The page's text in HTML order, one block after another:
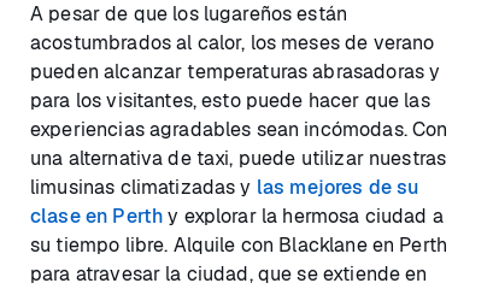
A pesar de que los lugareños están
acostumbrados al calor, los meses de verano
pueden alcanzar temperaturas abrasadoras y
para los visitantes, esto puede hacer que las
experiencias agradables sean incómodas. Con
una alternativa de taxi, puede utilizar nuestras
limusinas climatizadas y las mejores de su
clase en Perthy explorar la hermosa ciudad a
su tiempo libre. Alquile con Blacklane en Perth
para atravesar la ciudad, que se extiende en